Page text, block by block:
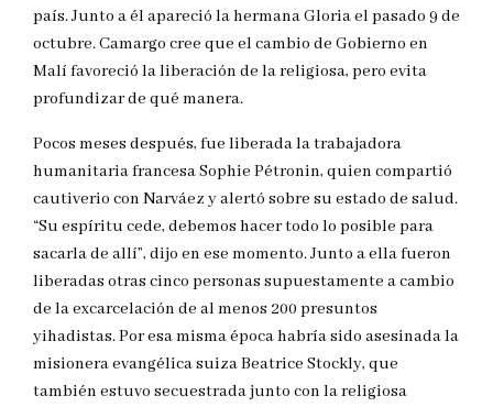
país. Junto a él apareció la hermana Gloria el pasado 9 de
octubre. Camargo cree que el cambio de Gobierno en
Malí favoreció la liberación de la religiosa, pero evita
profundizar de qué manera.
Pocos meses después, fue liberada la trabajadora
humanitaria francesa Sophie Pétronin, quien compartió
cautiverio con Narváez y alertó sobre su estado de salud.
“Su espíritu cede, debemos hacer todo lo posible para
sacarla de allí”, dijo en ese momento. Junto a ella fueron
liberadas otras cinco personas supuestamente a cambio
de la excarcelación de al menos 200 presuntos
yihadistas. Por esa misma época habría sido asesinada la
misionera evangélica suiza Beatrice Stockly, que
también estuvo secuestrada junto con la religiosa